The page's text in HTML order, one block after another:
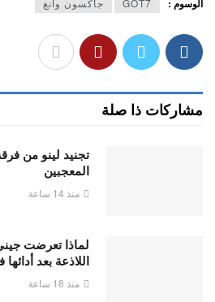
الوسوم :
مشاركات ذا صلة
تجنيد لينو من
المعجبين
منذ 14 ساعة
لماذا تعرضت
اللاذعة بعد
منذ 18 ساعة